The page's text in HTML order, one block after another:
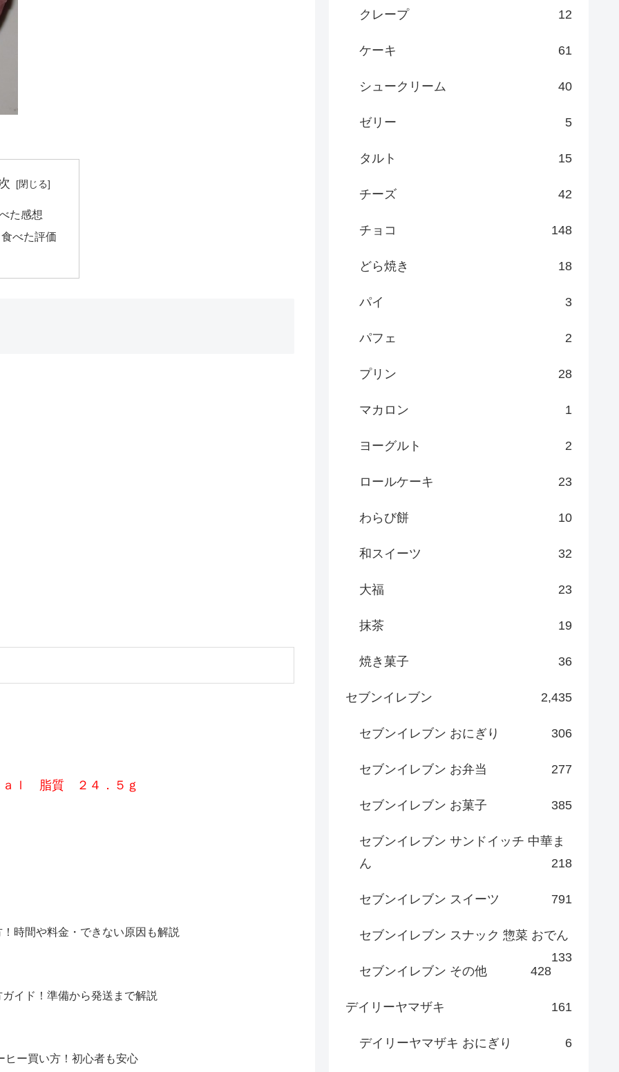
た感想
食べた評価
ｌ 脂質 ２４．５ｇ
時間や料金・できない原因も解説
イド！準備から発送まで解説
ヒー買い方！初心者も安心
クレープ 12
ケーキ 61
シュークリーム 40
ゼリー 5
タルト 15
チーズ 42
チョコ 148
どら焼き 18
パイ 3
パフェ 2
プリン 28
マカロン 1
ヨーグルト 2
ロールケーキ 23
わらび餅 10
和スイーツ 32
大福 23
抹茶 19
焼き菓子 36
セブンイレブン 2,435
セブンイレブン おにぎり 306
セブンイレブン お弁当 277
セブンイレブン お菓子 385
セブンイレブン サンドイッチ 中華ま
ん
218
セブンイレブン スイーツ 791
セブンイレブン スナック 惣菜 おでん
133
セブンイレブン その他
428
デイリーヤマザキ 161
デイリーヤマザキ おにぎり 6